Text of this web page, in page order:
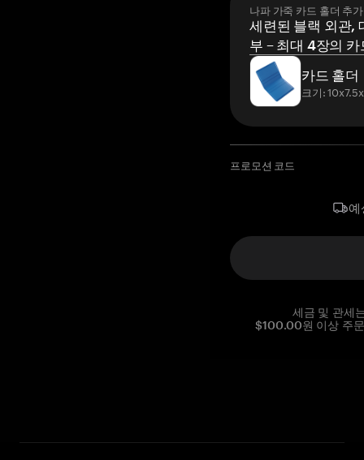
나파 가죽 카드 홀더 추가
세련된 블랙 외관,
부 – 최대 4장의
카드 홀더
크기:
프로모션 코드
예
세금 및 관세
$100.00원 이상 주